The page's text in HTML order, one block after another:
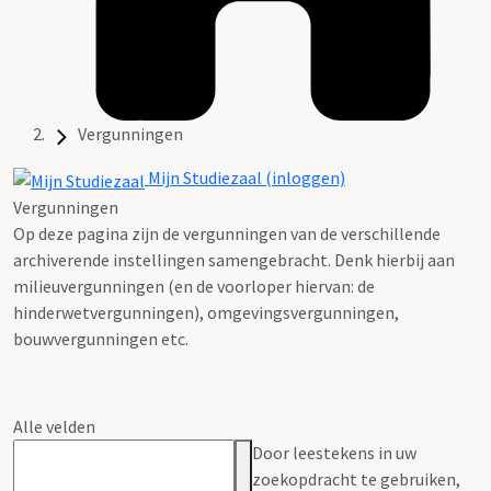
Vergunningen
Mijn Studiezaal (inloggen)
Vergunningen
Op deze pagina zijn de vergunningen van de verschillende
archiverende instellingen samengebracht. Denk hierbij aan
milieuvergunningen (en de voorloper hiervan: de
hinderwetvergunningen), omgevingsvergunningen,
bouwvergunningen etc.
Alle velden
Door leestekens in uw
zoekopdracht te gebruiken,